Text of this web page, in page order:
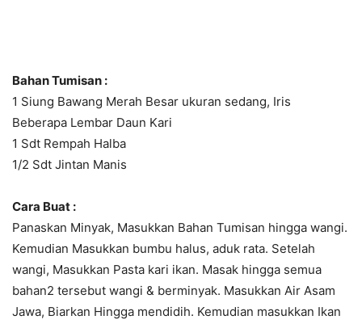
Bahan Tumisan :
1 Siung Bawang Merah Besar ukuran sedang, Iris
Beberapa Lembar Daun Kari
1 Sdt Rempah Halba
1/2 Sdt Jintan Manis
Cara Buat :
Panaskan Minyak, Masukkan Bahan Tumisan hingga wangi.
Kemudian Masukkan bumbu halus, aduk rata. Setelah
wangi, Masukkan Pasta kari ikan. Masak hingga semua
bahan2 tersebut wangi & berminyak. Masukkan Air Asam
Jawa, Biarkan Hingga mendidih. Kemudian masukkan Ikan